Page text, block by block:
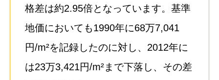
格差は約2.95倍となっています。基準
地価においても1990年に68万7,041
円/m²を記録したのに対し、2012年に
は23万3,421円/m²まで下落し、その差